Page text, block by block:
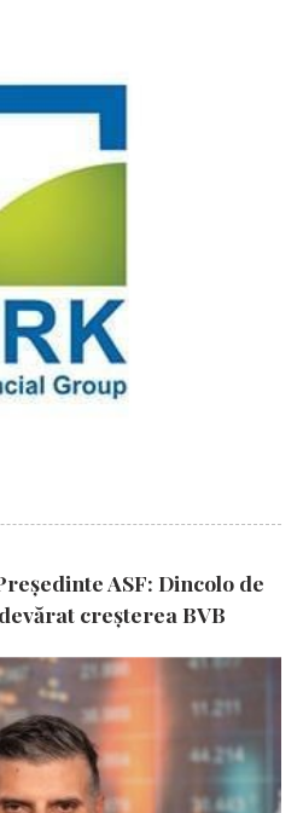
ASF: Dincolo de
creșterea BVB